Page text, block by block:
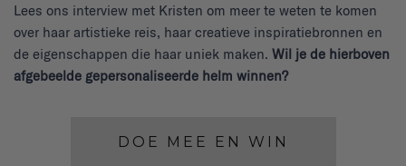
Lees ons interview met Kristen om meer te weten te komen
over haar artistieke reis, haar creatieve inspiratiebronnen en
de eigenschappen die haar uniek maken. Wil je de hierboven
afgebeelde gepersonaliseerde helm winnen?
DOE MEE EN WIN